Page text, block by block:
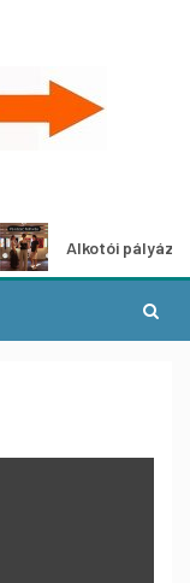
Alkotói pályázat